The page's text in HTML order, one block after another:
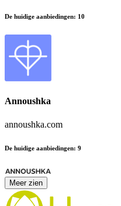
De huidige aanbiedingen: 10
Annoushka
annoushka.com
De huidige aanbiedingen: 9
Meer zien